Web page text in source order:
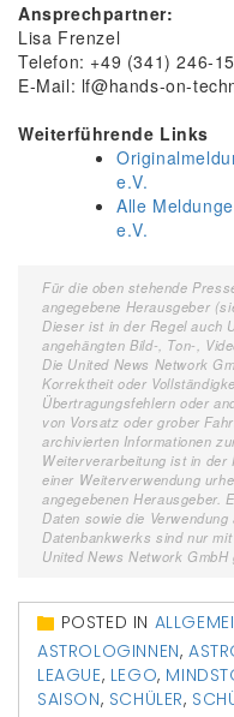
Ansprechpartner:
Lisa Frenzel
Telefon: +49 (341) 246-
E-Mail: lf@hands-on-
Weiterführende Links
e.V.
Alle
e.V.
Für die oben stehende
angegebene Herausgeber
Dieser ist in der Regel auch
angehängten Bild-, Ton-,
Die United News Network
Korrektheit oder
Übertragungsfehlern oder
von Vorsatz oder grober
archivierten Informationen
Weiterverarbeitung ist in
einer Weiterverwendung
angegebenen Herausgeber.
Daten sowie die
Datenbankwerks sind nur
United News Network GmbH
POSTED IN
ASTROLOGINNEN,
LEAGUE, LEGO,
SAISON, SCHÜLER,